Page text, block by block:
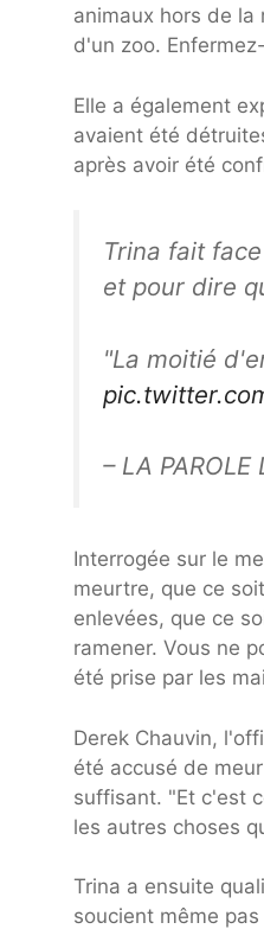
animaux hors de
d'un zoo.
Elle a également
avaient été
après avoir été
Trina fait
et pour dire
"La moitié
– LA PAROLE
Interrogée sur le
meurtre, que ce
enlevées, que ce
ramener. Vous ne
été prise par les
Derek Chauvin,
été accusé de
suffisant. "Et c'est
les autres choses
Trina a ensuite
soucient même